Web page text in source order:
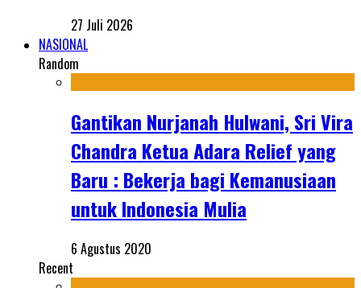
27 Juli 2026
NASIONAL
Random
Gantikan Nurjanah Hulwani, Sri Vira
Chandra Ketua Adara Relief yang
Baru : Bekerja bagi Kemanusiaan
untuk Indonesia Mulia
6 Agustus 2020
Recent